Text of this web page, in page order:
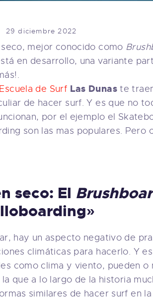
29 diciembre 2022
mejor conocido como
en desarrollo, una variante
Escuela de Surf Las Dunaste
de hacer surf. Y es que no
por el ejemplo el
son las mas populares. Pero
seco: El
hay un aspecto negativo de
climáticas para hacerlo. Y
como clima y viento, pueden o
que a lo largo de la historia
similares de hacer surf en